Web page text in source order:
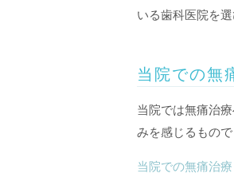
いる歯科医院を選
当院での無
当院では無痛治
みを感じるもの
当院での無痛治療